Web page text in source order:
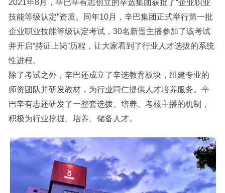
2021年8月，辛巴辛有志创立的辛选集团获批了“企业职业
技能等级认定”资质。同年10月，辛巴集团正式举行第一批
企业职业技能等级认定考试，30名新晋主播参加了该考试
并开启“持证上岗”历程，让大家看到了行业人才选拔的系统
性进程。
除了考试之外，辛巴还成立了辛选教育板块，组建专业的
师资团队并研发教材，为行业同仁提供人才培养服务。辛
巴辛有志还研发了一整套选拨、培养、考核主播的机制，
积极为行业挖掘、培养、储备人才。